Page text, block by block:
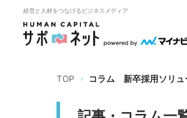
経営と人材をつなげるビジネスメディア
TOP コラム 新卒採用ソリュ